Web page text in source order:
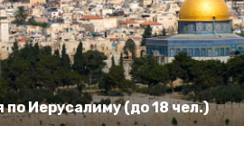
по Иерусалиму (до 18 чел.)